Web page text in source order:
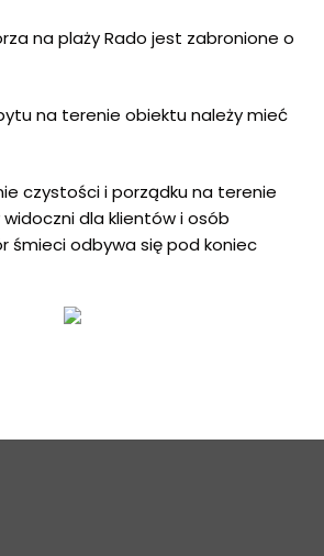
na plaży Rado jest zabronione o
na terenie obiektu należy mieć
czystości i porządku na terenie
dla klientów i osób
śmieci odbywa się pod koniec